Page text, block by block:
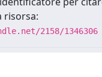
risorsa:
2158/1346306